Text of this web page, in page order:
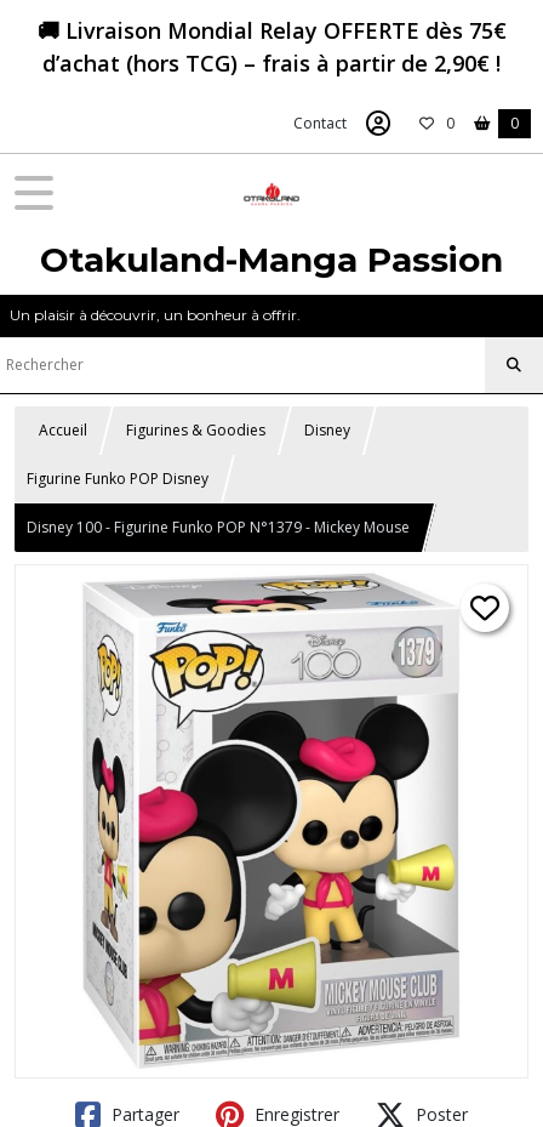
🚚 Livraison Mondial Relay OFFERTE dès 75€
d’achat (hors TCG) – frais à partir de 2,90€ !
Contact 0 0
Otakuland-Manga Passion
Un plaisir à découvrir, un bonheur à offrir.
Accueil Figurines & Goodies Disney
Figurine Funko POP Disney
Disney 100 - Figurine Funko POP N°1379 - Mickey Mouse
Partager Enregistrer Poster